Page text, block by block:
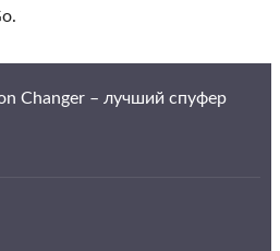
Changer – лучший спуфер